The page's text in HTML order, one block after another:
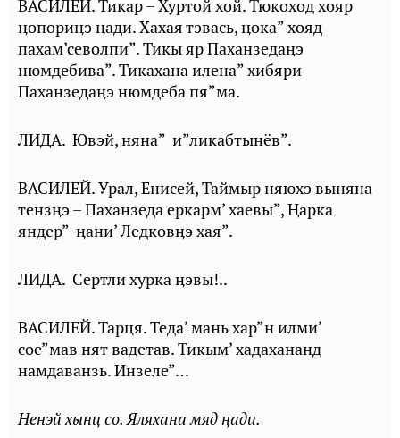
ВАСИЛЕЙ. Тикар – Хуртой хой. Тюкоход хояр
ӊопориӊэ ӊади. Хахая тэвась, ӊока” хояд
пахам’севолпи”. Тикы яр Паханзедаӊэ
нюмдебива”. Тикахана илена” хибяри
Паханзедаӊэ нюмдеба пя”ма.
ЛИДА. Ювэй, няна” и”ликабтынёв”.
ВАСИЛЕЙ. Урал, Енисей, Таймыр няюхэ выняна
тензӊэ – Паханзеда еркарм’ хаевы”, Ⱨарка
яндер” ӊани’ Ледковӊэ хая”.
ЛИДА. Сертли хурка ӊэвы!..
ВАСИЛЕЙ. Тарця. Теда’ мань хар”н илми’
сое”мав нят вадетав. Тикым’ хадахананд
намдаванзь. Инзеле”…
Ненэй хынц со. Яляхана мяд ңади.